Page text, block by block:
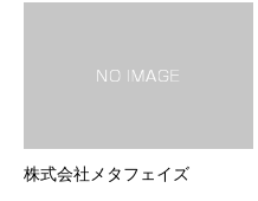
株式会社メタフェイズ